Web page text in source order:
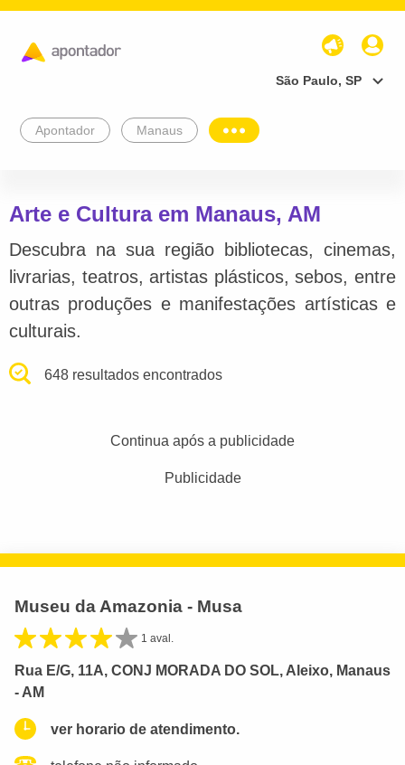
São Paulo, SP
Apontador Manaus
Arte e Cultura em Manaus, AM
Descubra na sua região bibliotecas, cinemas,
livrarias, teatros, artistas plásticos, sebos, entre
outras produções e manifestações artísticas e
culturais.
648 resultados encontrados
Continua após a publicidade
Publicidade
Museu da Amazonia - Musa
1 aval.
Rua E/G, 11A, CONJ MORADA DO SOL, Aleixo, Manaus
- AM
ver horario de atendimento.